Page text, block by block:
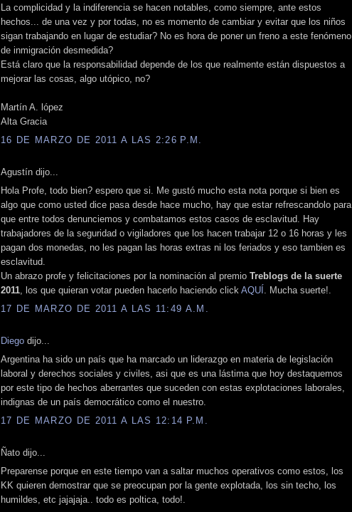
La complicidad y la indiferencia se hacen notables, como siempre, ante estos
hechos... de una vez y por todas, no es momento de cambiar y evitar que los niños
sigan trabajando en lugar de estudiar? No es hora de poner un freno a este fenómeno
de inmigración desmedida?
Está claro que la responsabilidad depende de los que realmente están dispuestos a
mejorar las cosas, algo utópico, no?
Martín A. lópez
Alta Gracia
16 DE MARZO DE 2011 A LAS 2:26 P.M.
Agustín dijo...
Hola Profe, todo bien? espero que si. Me gustó mucho esta nota porque si bien es
algo que como usted dice pasa desde hace mucho, hay que estar refrescandolo para
que entre todos denunciemos y combatamos estos casos de esclavitud. Hay
trabajadores de la seguridad o vigiladores que los hacen trabajar 12 o 16 horas y les
pagan dos monedas, no les pagan las horas extras ni los feriados y eso tambien es
esclavitud.
Un abrazo profe y felicitaciones por la nominación al premio Treblogs de la suerte
2011, los que quieran votar pueden hacerlo haciendo click AQUÍ . Mucha suerte!.
17 DE MARZO DE 2011 A LAS 11:49 A.M.
Diego dijo...
Argentina ha sido un país que ha marcado un liderazgo en materia de legislación
laboral y derechos sociales y civiles, asi que es una lástima que hoy destaquemos
por este tipo de hechos aberrantes que suceden con estas explotaciones laborales,
indignas de un país democrático como el nuestro.
17 DE MARZO DE 2011 A LAS 12:14 P.M.
Ñato dijo...
Preparense porque en este tiempo van a saltar muchos operativos como estos, los
KK quieren demostrar que se preocupan por la gente explotada, los sin techo, los
humildes, etc jajajaja.. todo es poltica, todo!.